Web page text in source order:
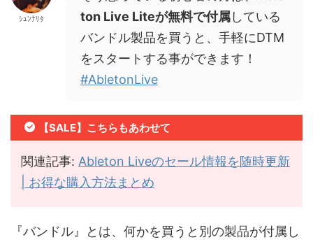
ｼｭﾝﾅﾘﾀ
ton Live Liteが無料で付属している
バンドル製品を買うと、手軽にDTM
をスタートする事ができます！
#AbletonLive
【SALE】こちらもあわせて
関連記事: Ableton Liveのセール情報を随時更新
| お得な購入方法まとめ
『バンドル』とは、何かを買うと別の製品が付属し